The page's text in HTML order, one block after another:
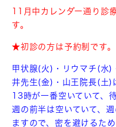
11月中カレンダー通り
す。
★初診の方は予約制です。
甲状腺(火)・リウマチ(水)
井先生(金)・山王院長(土)
13時が一番空いていて、
週の前半は空いていて、
ますので、密を避けるた